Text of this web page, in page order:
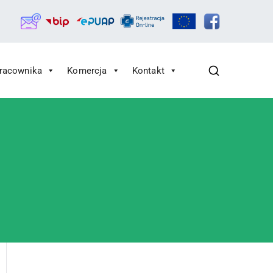
Komercja Kontakt